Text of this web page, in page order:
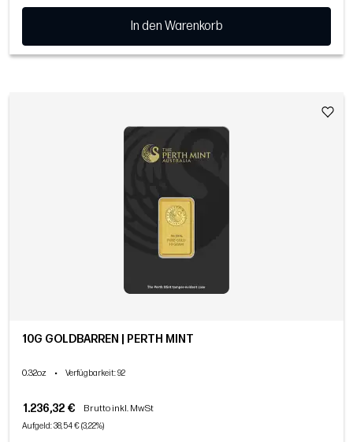
In den Warenkorb
10G GOLDBARREN | PERTH MINT
0.32oz • Verfügbarkeit: 92
1.236,32 € Brutto inkl. MwSt
Aufgeld: 38,54 € (3,22%)